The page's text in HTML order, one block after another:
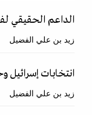
الداعم الحقيقي
زيد بن علي الفضيل
انتخابات إسرائيل
زيد بن علي الفضيل